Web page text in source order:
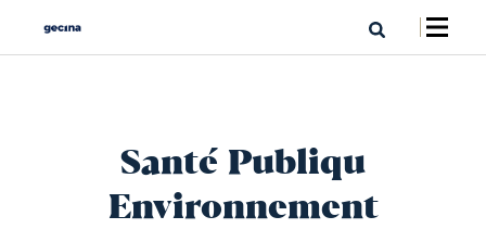
Santé Publiqu
Environnement